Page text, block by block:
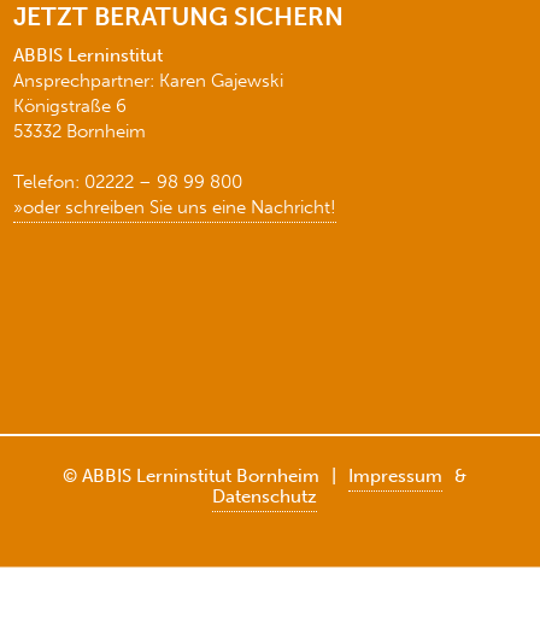
JETZT BERATUNG SICHERN
ABBIS Lerninstitut
Ansprechpartner: Karen Gajewski
Königstraße 6
53332 Bornheim
Telefon: 02222 – 98 99 800
»oder schreiben Sie uns eine Nachricht!
© ABBIS Lerninstitut Bornheim Impressum
&
Datenschutz